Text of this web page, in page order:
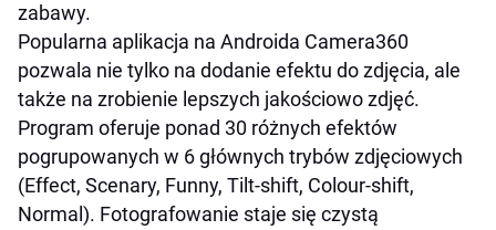
zabawy.
Popularna aplikacja na Androida Camera360
pozwala nie tylko na dodanie efektu do zdjęcia, ale
także na zrobienie lepszych jakościowo zdjęć.
Program oferuje ponad 30 różnych efektów
pogrupowanych w 6 głównych trybów zdjęciowych
(Effect, Scenary, Funny, Tilt-shift, Colour-shift,
Normal). Fotografowanie staje się czystą